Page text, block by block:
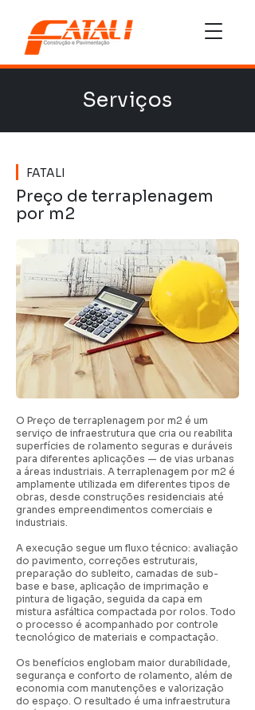
Serviços
FATALI
Preço de terraplenagem
por m2
O Preço de terraplenagem por m2 é um
serviço de infraestrutura que cria ou reabilita
superfícies de rolamento seguras e duráveis
para diferentes aplicações — de vias urbanas
a áreas industriais. A terraplenagem por m2 é
amplamente utilizada em diferentes tipos de
obras, desde construções residenciais até
grandes empreendimentos comerciais e
industriais.
A execução segue um fluxo técnico: avaliação
do pavimento, correções estruturais,
preparação do subleito, camadas de sub-
base e base, aplicação de imprimação e
pintura de ligação, seguida da capa em
mistura asfáltica compactada por rolos. Todo
o processo é acompanhado por controle
tecnológico de materiais e compactação.
Os benefícios englobam maior durabilidade,
segurança e conforto de rolamento, além de
economia com manutenções e valorização
do espaço. O resultado é uma infraestrutura